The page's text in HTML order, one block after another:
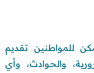
للمواطنين تقديم
والحوادث، وأي